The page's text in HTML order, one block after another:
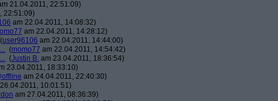
21.04.2011, 22:51:09)
22:51:09)
am 22.04.2011, 14:08:32)
am 22.04.2011, 14:28:12)
(user96106 am 22.04.2011, 14:44:00)
(momo77 am 22.04.2011, 14:54:42)
(Justin B. am 23.04.2011, 18:36:54)
23.04.2011, 18:33:10)
am 24.04.2011, 22:40:30)
10:01:51)
am 27.04.2011, 08:36:39)